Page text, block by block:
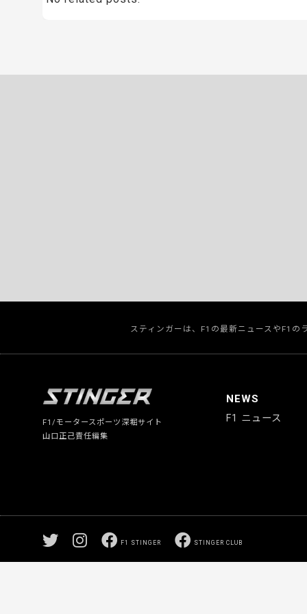
スティンガーは、F1の最新ニュースやF1の
F1/モータースポーツ深堀サイト
山口正己責任編集
NEWS
F1 ニュース
F1 STINGER STINGER CLUB